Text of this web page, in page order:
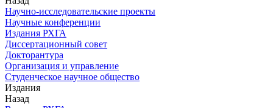
Научно-исследовательские проекты
Научные конференции
Издания РХГА
Диссертационный совет
Докторантура
Организация и управление
Студенческое научное общество
Издания
Назад